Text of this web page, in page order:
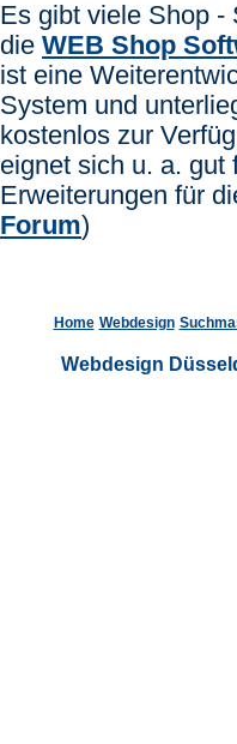
Es gibt viele Shop -
die WEB Shop
ist eine
System und
kostenlos zur
eignet sich u. a. gut
Erweiterungen für
Forum)
Home Webdesign
Webdesign